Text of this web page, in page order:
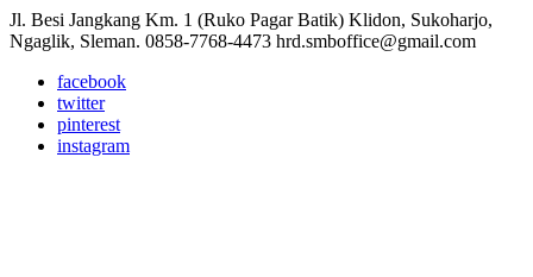
Jl. Besi Jangkang Km. 1 (Ruko Pagar Batik) Klidon, Sukoharjo,
Ngaglik, Sleman. 0858-7768-4473 hrd.smboffice@gmail.com
facebook
twitter
pinterest
instagram